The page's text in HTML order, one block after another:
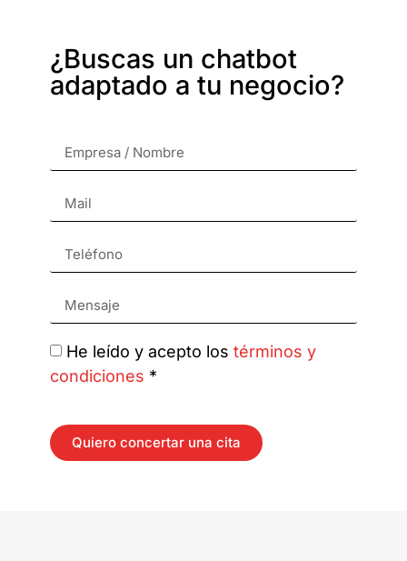
¿Buscas un chatbot
adaptado a tu negocio?
He leído y acepto los términos y
condiciones *
Quiero concertar una cita